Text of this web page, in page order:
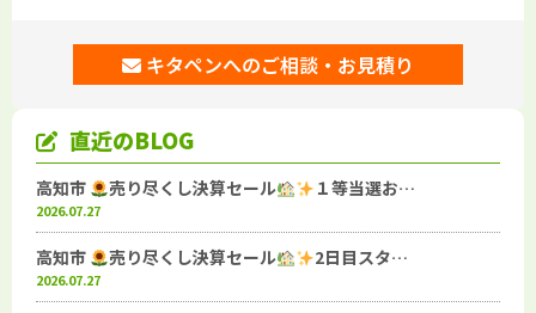
キタペンへのご相談・お見積り
直近のBLOG
高知市 売り尽くし決算セール １等当選お…
2026.07.27
高知市 売り尽くし決算セール 2日目スタ…
2026.07.27